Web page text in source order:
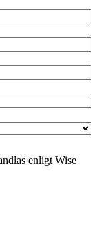
enligt Wise